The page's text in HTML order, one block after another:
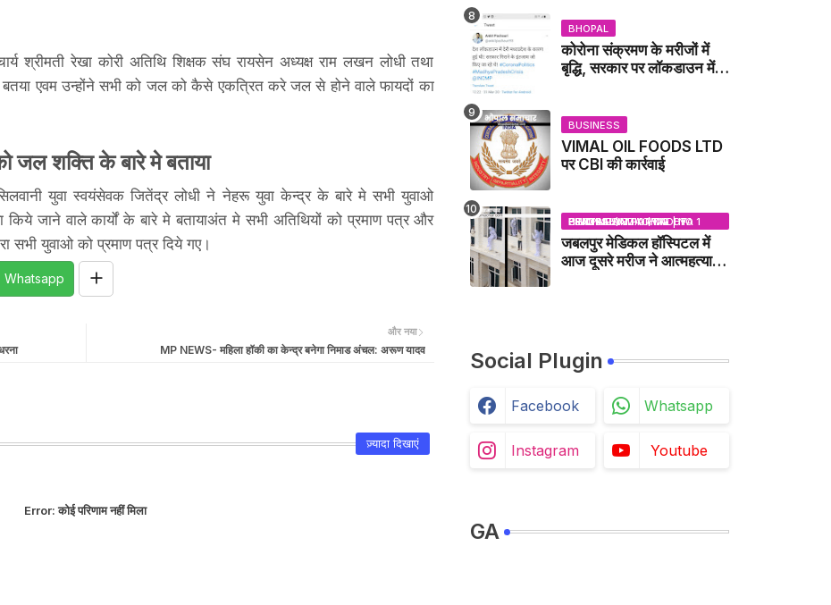
श्रीमती रेखा कोरी अतिथि शिक्षक संघ रायसेन अध्यक्ष राम लखन लोधी तथा
बतया एवम उन्होंने सभी को जल को कैसे एकत्रित करे जल से होने वाले फायदों का
जल शक्ति के बारे मे बताया
युवा स्वयंसेवक जितेंद्र लोधी ने नेहरू युवा केन्द्र के बारे मे सभी युवाओ
किये जाने वाले कार्यों के बारे मे बतायाअंत मे सभी अतिथियों को प्रमाण पत्र और
सभी युवाओ को प्रमाण पत्र दिये गए।
Whatsapp
और नया
MP NEWS- महिला हॉकी का केन्द्र बनेगा निमाड अंचल: अरूण यादव
ज़्यादा दिखाएं
Error:कोई परिणाम नहीं मिला
BHOPAL
कोरोना संक्रमण के मरीजों में
बृद्धि, सरकार पर लॉकडाउन में
BUSINESS
VIMAL OIL FOODS LTD
पर CBI की कार्रवाई
BHOPAL SAMACHAR | NO 1 HINDI NEWS PORTAL OF CENTRAL INDIA (MADHYA PRADESH)
जबलपुर मेडिकल हॉस्पिटल में
आज दूसरे मरीज ने आत्महत्या
Social Plugin
Facebook Whatsapp
Instagram Youtube
GA